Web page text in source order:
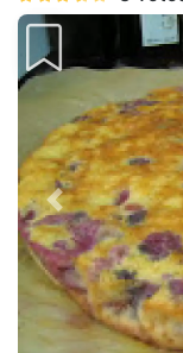
Anterior